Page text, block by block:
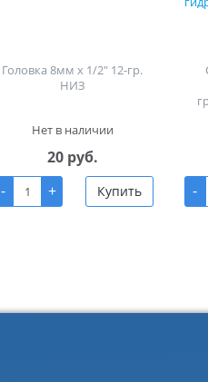
Головка 8мм х 1/2" 12-гр.
НИЗ
Нет в наличии
20 руб.
-
+ Купить
-